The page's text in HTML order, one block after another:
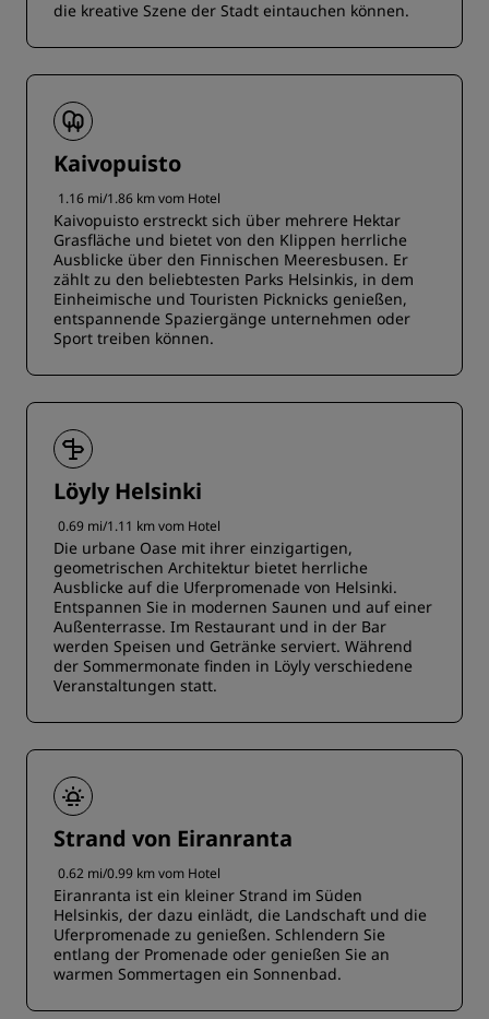
die kreative Szene der Stadt eintauchen können.
Kaivopuisto
1.16 mi/1.86 km vom Hotel
Kaivopuisto erstreckt sich über mehrere Hektar
Grasfläche und bietet von den Klippen herrliche
Ausblicke über den Finnischen Meeresbusen. Er
zählt zu den beliebtesten Parks Helsinkis, in dem
Einheimische und Touristen Picknicks genießen,
entspannende Spaziergänge unternehmen oder
Sport treiben können.
Löyly Helsinki
0.69 mi/1.11 km vom Hotel
Die urbane Oase mit ihrer einzigartigen,
geometrischen Architektur bietet herrliche
Ausblicke auf die Uferpromenade von Helsinki.
Entspannen Sie in modernen Saunen und auf einer
Außenterrasse. Im Restaurant und in der Bar
werden Speisen und Getränke serviert. Während
der Sommermonate finden in Löyly verschiedene
Veranstaltungen statt.
Strand von Eiranranta
0.62 mi/0.99 km vom Hotel
Eiranranta ist ein kleiner Strand im Süden
Helsinkis, der dazu einlädt, die Landschaft und die
Uferpromenade zu genießen. Schlendern Sie
entlang der Promenade oder genießen Sie an
warmen Sommertagen ein Sonnenbad.